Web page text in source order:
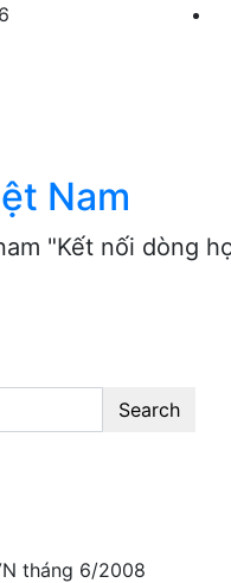
Nam
"Kết nối dòng
Search
tháng 6/2008